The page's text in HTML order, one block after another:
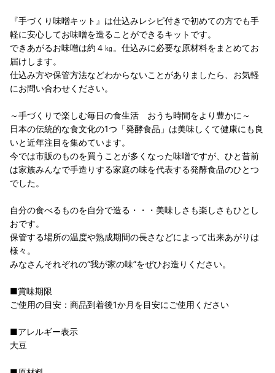
『手づくり味噌キット』は仕込みレシピ付きで初めての方でも手
軽に安心してお味噌を造ることができるキットです。
できあがるお味噌は約４㎏。仕込みに必要な原材料をまとめてお
届けします。
仕込み方や保管方法などわからないことがありましたら、お気軽
にお問い合わせください。
～手づくりで楽しむ毎日の食生活 おうち時間をより豊かに～
日本の伝統的な食文化の1つ「発酵食品」は美味しくて健康にも良
いと近年注目を集めています。
今では市販のものを買うことが多くなった味噌ですが、ひと昔前
は家族みんなで手造りする家庭の味を代表する発酵食品のひとつ
でした。
自分の食べるものを自分で造る・・・美味しさも楽しさもひとし
おです。
保管する場所の温度や熟成期間の長さなどによって出来あがりは
様々。
みなさんそれぞれの“我が家の味”をぜひお造りください。
■賞味期限
ご使用の目安：商品到着後1か月を目安にご使用ください
■アレルギー表示
大豆